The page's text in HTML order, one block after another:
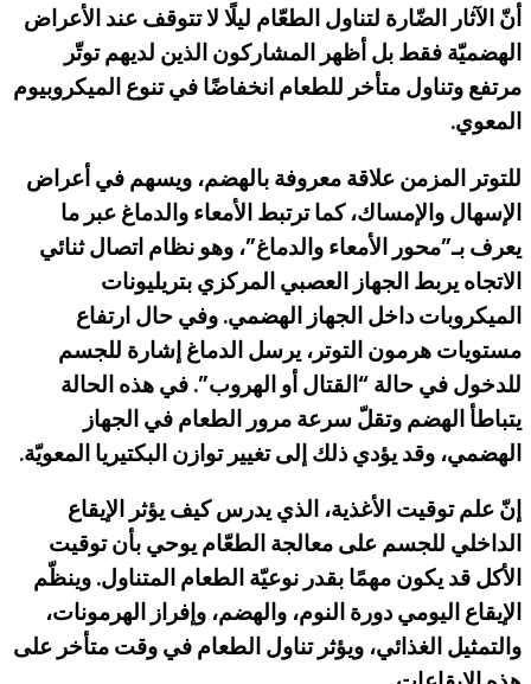
أنّ الآثار الضّارة لتناول الطعّام ليلًالا تتوقف عند الأعراض
الهضميّة فقط بل أظهر المشاركون الذين لديهم توتّر
مرتفع وتناول متأخر للطعام انخفاضًا في تنوع الميكروبيوم
المعوي.
للتوتر المزمن علاقة معروفة بالهضم، ويسهم في أعراض
الإسهالوالإمساك، كما ترتبط الأمعاء والدماغ عبر ما
يعرف بـ”محور الأمعاء والدماغ”، وهو نظام اتصال ثنائي
الاتجاه يربط الجهاز العصبي المركزي بتريليونات
الميكروبات داخل الجهاز الهضمي.وفي حال ارتفاع
مستويات هرمون التوتر، يرسل الدماغإشارة للجسم
للدخول في حالة “القتال أو الهروب”. في هذه الحالة
يتباطأ الهضم وتقلّ سرعة مرور الطعام في الجهاز
الهضمي، وقد يؤدي ذلك إلى تغيير توازن البكتيريا المعويّة.
إنّ علم توقيت الأغذية، الذي يدرس كيف يؤثر الإيقاع
الداخلي للجسم على معالجة الطعّام يوحي بأن توقيت
الأكل قد يكون مهمًا بقدر نوعيّة الطعام المتناول.وينظّم
الإيقاع اليومي دورة النوم، والهضم، وإفراز الهرمونات،
والتمثيل الغذائي، ويؤثر تناول الطعام في وقت متأخر على